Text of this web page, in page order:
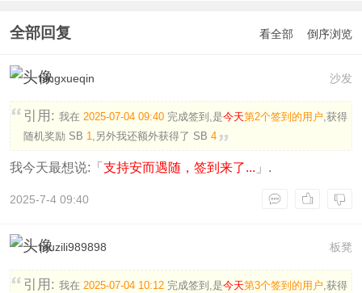
全部回复 看全部 倒序浏览
沙发
ningxueqin
引用: 我在 2025-07-04 09:40完成签到,是今天第2个签到的用户 ,获得
随机奖励 SB 1 ,另外我还额外获得了 SB 4
我今天最想说:「 支持安而遇随，签到来了... 」.
2025-7-4 09:40
板凳
muzili989898
引用: 我在 2025-07-04 10:12完成签到,是今天第3个签到的用户 ,获得